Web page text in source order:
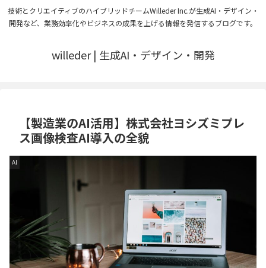
技術とクリエイティブのハイブリッドチームWilleder Inc.が生成AI・デザイン・
開発など、業務効率化やビジネスの成果を上げる情報を発信するブログです。
willeder | 生成AI・デザイン・開発
【製造業のAI活用】株式会社ヨシズミプレ
ス画像検査AI導入の全貌
AI